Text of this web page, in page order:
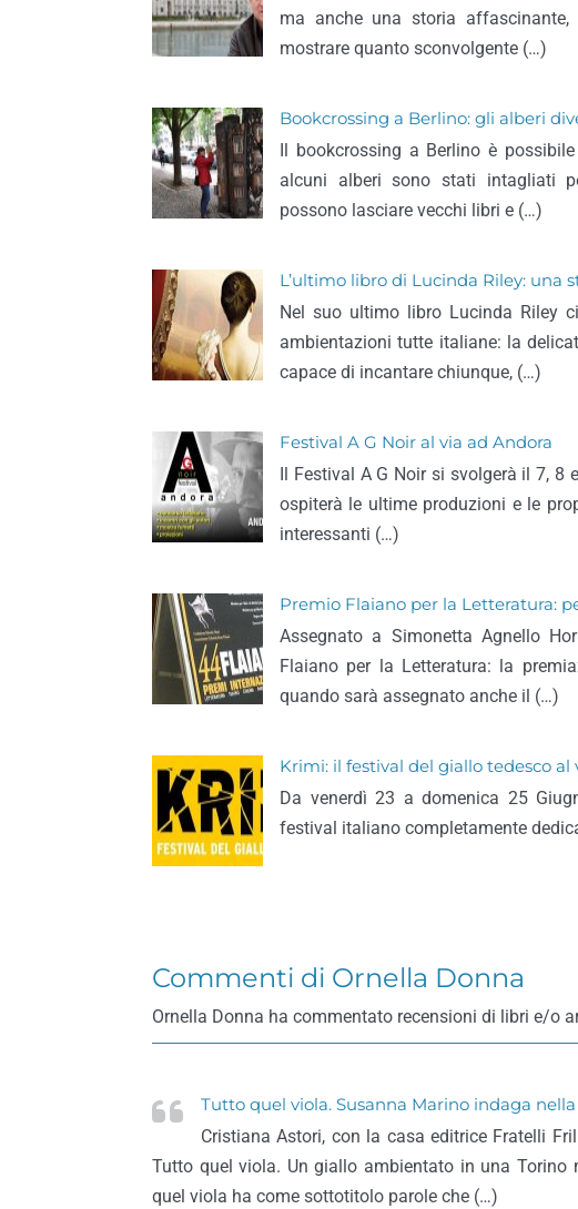
ma anche una storia
mostrare quanto sconvolgente (…)
Bookcrossing a Berlino: gli alberi
Il bookcrossing a Berlino è
alcuni alberi sono stati intagliati
possono lasciare vecchi libri e (…)
L’ultimo libro di Lucinda Riley: una
Nel suo ultimo libro Lucinda Riley
ambientazioni tutte italiane: la
capace di incantare chiunque, (…)
Festival A G Noir al via ad Andora
Il Festival A G Noir si svolgerà il 7, 8
ospiterà le ultime produzioni e le
interessanti (…)
Premio Flaiano per la Letteratura:
Assegnato a Simonetta Agnello
Flaiano per la Letteratura: la
quando sarà assegnato anche il (…)
Krimi: il festival del giallo tedesco al
Da venerdì 23 a domenica 25
festival italiano completamente
Commenti di Ornella Donna
Ornella Donna ha commentato recensioni di libri e/o
Tutto quel viola. Susanna Marino indaga
Cristiana Astori, con la casa editrice Fratelli
Tutto quel viola. Un giallo ambientato in una
quel viola ha come sottotitolo parole che (…)